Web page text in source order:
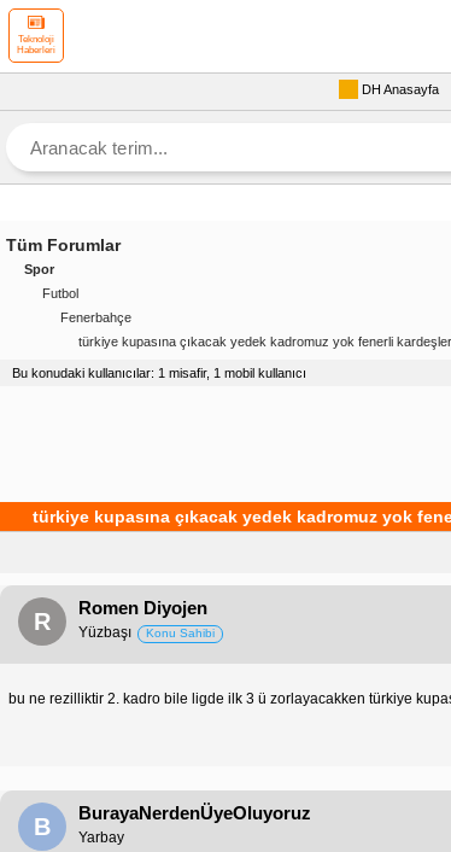
Teknoloji
Haberleri
DH Anasayfa
Tüm Forumlar
Spor
Futbol
Fenerbahçe
türkiye kupasına çıkacak yedek kadromuz yok fenerli
Bu konudaki kullanıcılar: 1 misafir, 1 mobil kullanıcı
türkiye kupasına çıkacak yedek kadromuz yok
R
Romen Diyojen
Yüzbaşı Konu Sahibi
bu ne rezilliktir 2. kadro bile ligde ilk 3 ü zorlayacakken türkiye
B
BurayaNerdenÜyeOluyoruz
Yarbay